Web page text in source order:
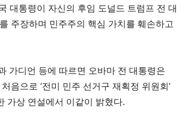
대통령이 자신의 후임 도널드 트럼프 전 대
를 주장하며 민주주의 핵심 가치를 훼손하고
가디언 등에 따르면 오바마 전 대통령은
음으로 ‘전미 민주 선거구 재획정 위원회’
가상 연설에서 이같이 밝혔다.